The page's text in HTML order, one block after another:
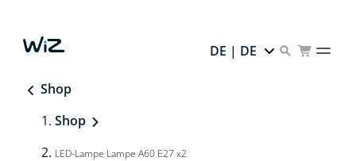
DE | DE
Shop
Shop
LED-Lampe Lampe A60 E27 x2